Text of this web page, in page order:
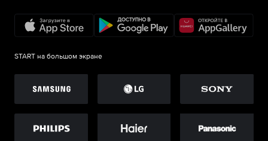
START на большом экране